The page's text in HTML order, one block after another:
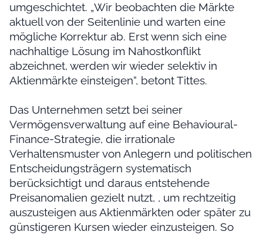
umgeschichtet. „Wir beobachten die Märkte
aktuell von der Seitenlinie und warten eine
mögliche Korrektur ab. Erst wenn sich eine
nachhaltige Lösung im Nahostkonflikt
abzeichnet, werden wir wieder selektiv in
Aktienmärkte einsteigen“, betont Tittes.
Das Unternehmen setzt bei seiner
Vermögensverwaltung auf eine Behavioural-
Finance-Strategie, die irrationale
Verhaltensmuster von Anlegern und politischen
Entscheidungsträgern systematisch
berücksichtigt und daraus entstehende
Preisanomalien gezielt nutzt, , um rechtzeitig
auszusteigen aus Aktienmärkten oder später zu
günstigeren Kursen wieder einzusteigen. So